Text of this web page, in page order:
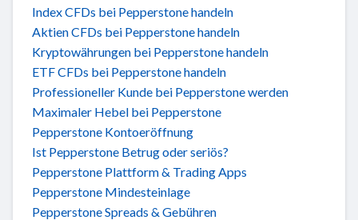
Index CFDs bei Pepperstone handeln
Aktien CFDs bei Pepperstone handeln
Kryptowährungen bei Pepperstone handeln
ETF CFDs bei Pepperstone handeln
Professioneller Kunde bei Pepperstone werden
Maximaler Hebel bei Pepperstone
Pepperstone Kontoeröffnung
Ist Pepperstone Betrug oder seriös?
Pepperstone Plattform & Trading Apps
Pepperstone Mindesteinlage
Pepperstone Spreads & Gebühren